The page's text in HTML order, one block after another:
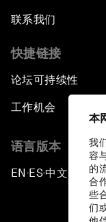
本
我
容
的
合
些
们
联系我们
快捷链接
论坛可持续性
工作机会
语言版本
EN ▪ ES▪中文▪ 日本語